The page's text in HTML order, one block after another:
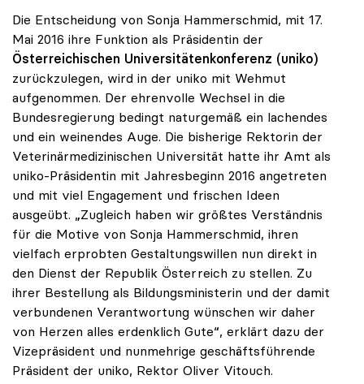
Die Entscheidung von Sonja Hammerschmid, mit 17.
Mai 2016 ihre Funktion als Präsidentin der
Österreichischen Universitätenkonferenz (uniko)
zurückzulegen, wird in der uniko mit Wehmut
aufgenommen. Der ehrenvolle Wechsel in die
Bundesregierung bedingt naturgemäß ein lachendes
und ein weinendes Auge. Die bisherige Rektorin der
Veterinärmedizinischen Universität hatte ihr Amt als
uniko-Präsidentin mit Jahresbeginn 2016 angetreten
und mit viel Engagement und frischen Ideen
ausgeübt. „Zugleich haben wir größtes Verständnis
für die Motive von Sonja Hammerschmid, ihren
vielfach erprobten Gestaltungswillen nun direkt in
den Dienst der Republik Österreich zu stellen. Zu
ihrer Bestellung als Bildungsministerin und der damit
verbundenen Verantwortung wünschen wir daher
von Herzen alles erdenklich Gute“, erklärt dazu der
Vizepräsident und nunmehrige geschäftsführende
Präsident der uniko, Rektor Oliver Vitouch.